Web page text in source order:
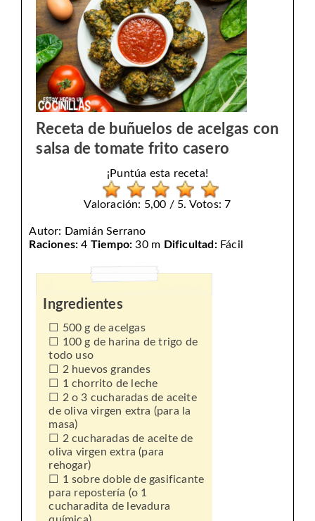
Receta de buñuelos de acelgas con
salsa de tomate frito casero
¡Puntúa esta receta!
Valoración: 5,00 / 5. Votos: 7
Autor: Damián Serrano
Raciones: 4 Tiempo: 30 m Dificultad:Fácil
Ingredientes
500 g de acelgas
100 g de harina de trigo de
todo uso
2 huevos grandes
1 chorrito de leche
2 o 3 cucharadas de aceite
de oliva virgen extra (para la
masa)
2 cucharadas de aceite de
oliva virgen extra (para
rehogar)
1 sobre doble de gasificante
para repostería (o 1
cucharadita de levadura